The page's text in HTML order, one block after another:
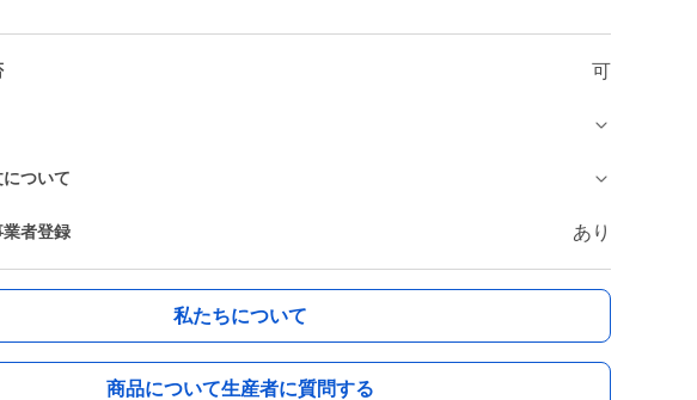
可
ついて
者登録 あり
私たちについて
商品について生産者に質問する